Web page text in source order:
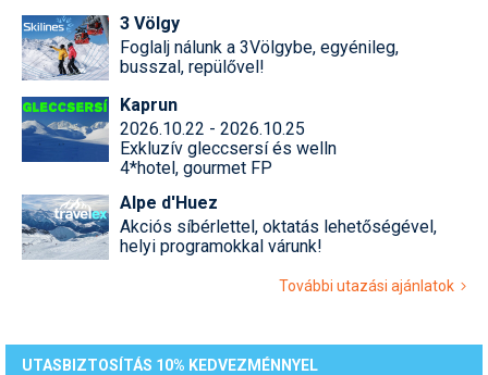
3 Völgy
Foglalj nálunk a 3Völgybe, egyénileg,
busszal, repülővel!
Kaprun
2026.10.22 - 2026.10.25
Exkluzív gleccsersí és welln
4*hotel, gourmet FP
Alpe d'Huez
Akciós síbérlettel, oktatás lehetőségével,
helyi programokkal várunk!
További utazási ajánlatok
UTASBIZTOSÍTÁS 10% KEDVEZMÉNNYEL